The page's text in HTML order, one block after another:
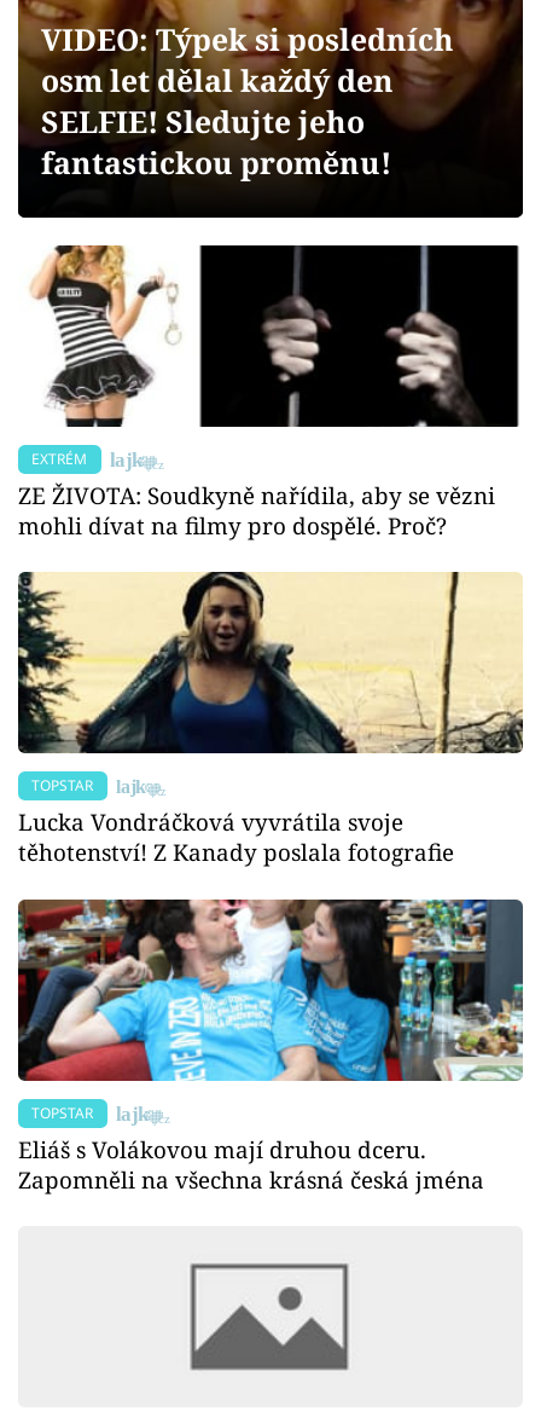
Videa
Sledujte prima+
Sledujte nás
VIDEO: Týpek si posledních
osm let dělal každý den
SELFIE! Sledujte jeho
fantastickou proměnu!
EXTRÉM
ZE ŽIVOTA: Soudkyně nařídila, aby se vězni
mohli dívat na filmy pro dospělé. Proč?
TOPSTAR
Lucka Vondráčková vyvrátila svoje
těhotenství! Z Kanady poslala fotografie
TOPSTAR
Eliáš s Volákovou mají druhou dceru.
Zapomněli na všechna krásná česká jména